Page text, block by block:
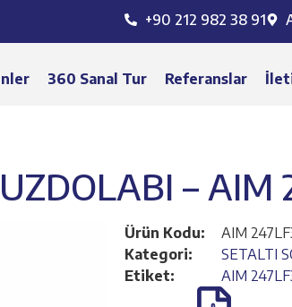
+90 212 982 38 91
360 Sanal Tur Referanslar
– AIM
Ürün Kodu:
AIM
Kategori:
SETALTI
Etiket:
AIM